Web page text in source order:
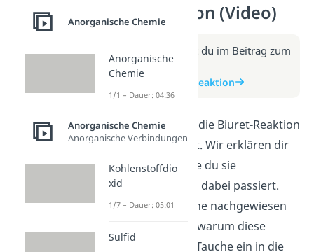
Biuret-Reaktion (Video)
Weitere Infos erhältst du im Beitrag zum
Video
zum Beitrag: Biuret-Reaktion
Hier erfährst du, wie die Biuret-Reaktion
im Labor funktioniert. Wir erklären dir
Schritt für Schritt, wie du sie
durchführst und was dabei passiert.
Entdecke, wie Proteine nachgewiesen
werden können und warum diese
Reaktion wichtig ist. Tauche ein in die
Anorganische Chemie
Anorganische
Chemie
1/1 – Dauer: 04:36
Anorganische Chemie
Anorganische Verbindungen
Kohlenstoffdio
xid
1/7 – Dauer: 05:01
Sulfid